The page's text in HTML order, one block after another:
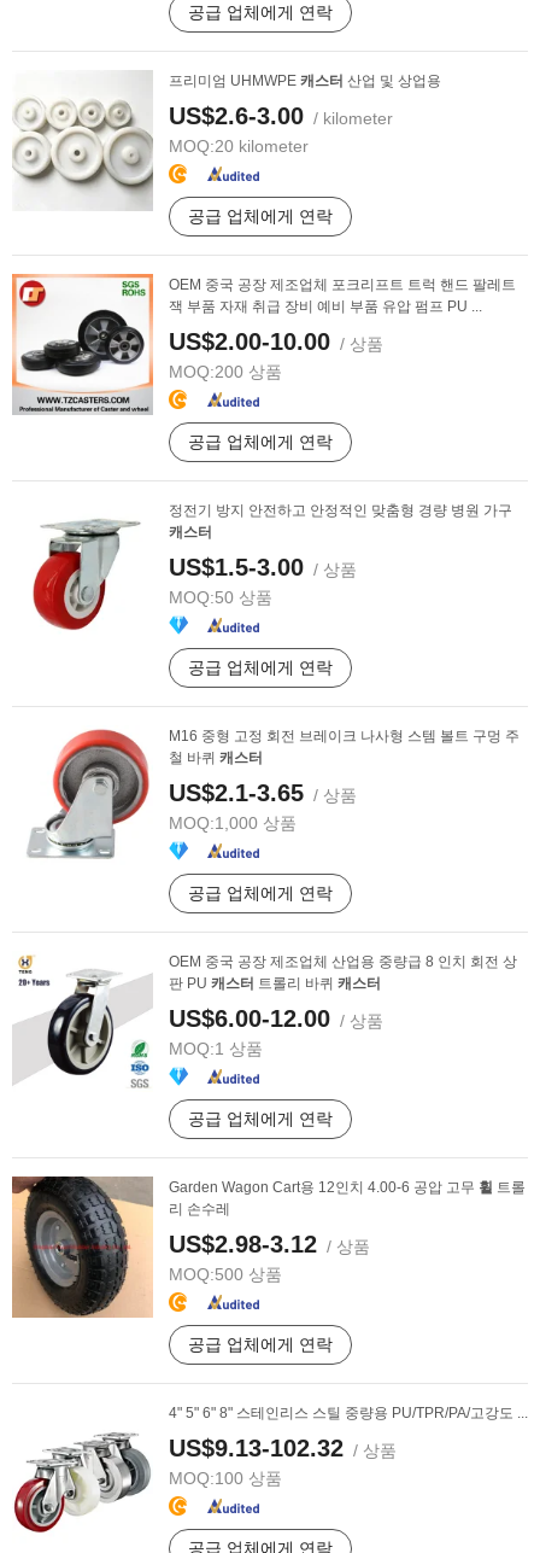
공급 업체에게 연락
프리미엄 UHMWPE 캐스터 산업 및 상업용
US$2.6-3.00 / kilometer
MOQ:20 kilometer
공급 업체에게 연락
OEM 중국 공장 제조업체 포크리프트 트럭 핸드 팔레트
잭 부품 자재 취급 장비 예비 부품 유압 펌프 PU ...
US$2.00-10.00 / 상품
MOQ:200 상품
공급 업체에게 연락
정전기 방지 안전하고 안정적인 맞춤형 경량 병원 가구
캐스터
US$1.5-3.00 / 상품
MOQ:50 상품
공급 업체에게 연락
M16 중형 고정 회전 브레이크 나사형 스템 볼트 구멍 주
철 바퀴 캐스터
US$2.1-3.65 / 상품
MOQ:1,000 상품
공급 업체에게 연락
OEM 중국 공장 제조업체 산업용 중량급 8 인치 회전 상
판 PU 캐스터 트롤리 바퀴 캐스터
US$6.00-12.00 / 상품
MOQ:1 상품
공급 업체에게 연락
Garden Wagon Cart용 12인치 4.00-6 공압 고무 휠 트롤
리 손수레
US$2.98-3.12 / 상품
MOQ:500 상품
공급 업체에게 연락
4" 5" 6" 8" 스테인리스 스틸 중량용 PU/TPR/PA/고강도 ...
US$9.13-102.32 / 상품
MOQ:100 상품
공급 업체에게 연락